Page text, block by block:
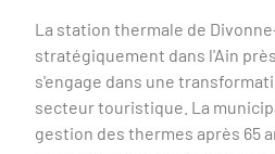
La station thermale de
stratégiquement dans l'Ain
s'engage dans une
secteur touristique. La
gestion des thermes après 65